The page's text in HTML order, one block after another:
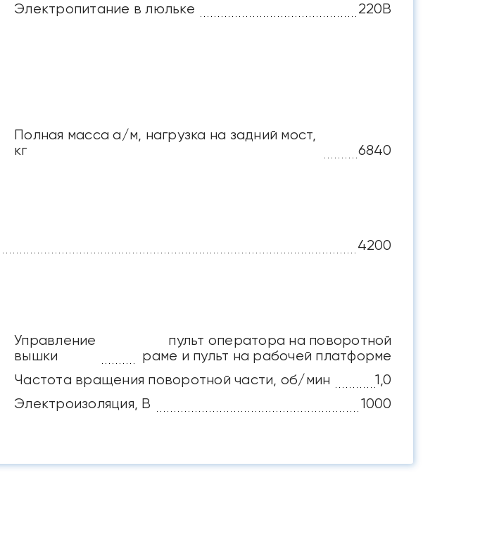
Электропитание в люльке 220В
Полная масса а/м, нагрузка на задний мост,
кг
6840
4200
Управление
вышки
пульт оператора на поворотной
раме и пульт на рабочей платформе
Частота вращения поворотной части, об/мин
1,0
Электроизоляция, В
1000